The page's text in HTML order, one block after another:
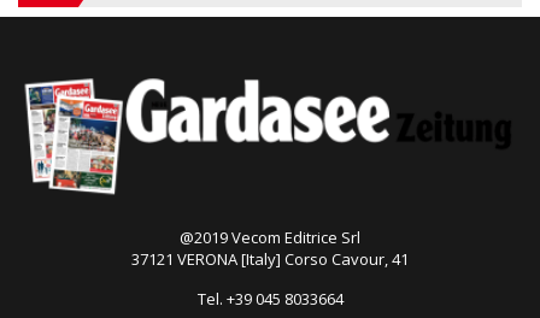
@2019 Vecom Editrice Srl
37121 VERONA [Italy] Corso Cavour, 41
Tel. +39 045 8033664